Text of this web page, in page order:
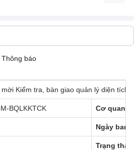
báo
mời Kiểm tra, bàn giao quản lý diện tích
BQLKKTCK Cơ quan
Ngày ban
Trạng thái